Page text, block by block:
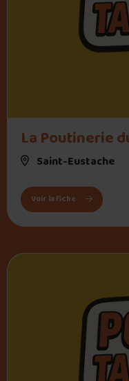
La Poutinerie
Saint-Eustache
Voir la fiche : La